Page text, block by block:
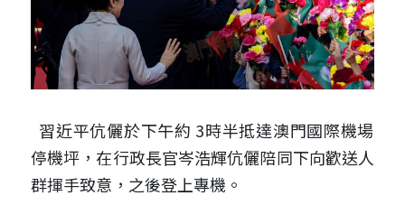
停機坪，在行政長官岑浩輝伉儷陪同下向歡送人
群揮手致意，之後登上專機。